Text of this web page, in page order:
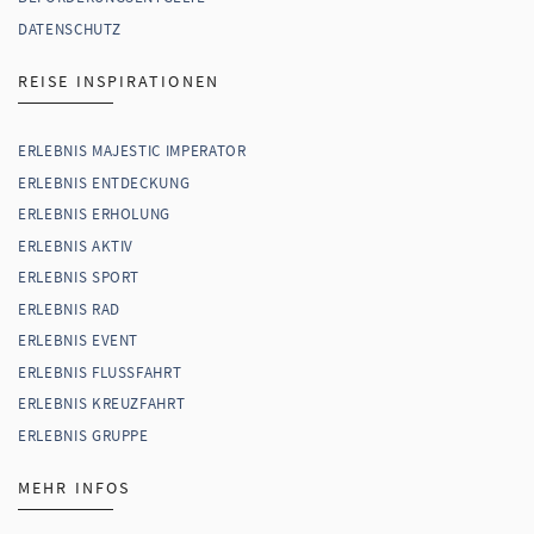
DATENSCHUTZ
REISE INSPIRATIONEN
ERLEBNIS MAJESTIC IMPERATOR
ERLEBNIS ENTDECKUNG
ERLEBNIS ERHOLUNG
ERLEBNIS AKTIV
ERLEBNIS SPORT
ERLEBNIS RAD
ERLEBNIS EVENT
ERLEBNIS FLUSSFAHRT
ERLEBNIS KREUZFAHRT
ERLEBNIS GRUPPE
MEHR INFOS